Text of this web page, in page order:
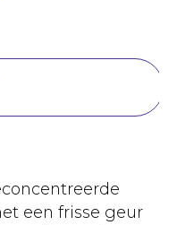
een frisse geur